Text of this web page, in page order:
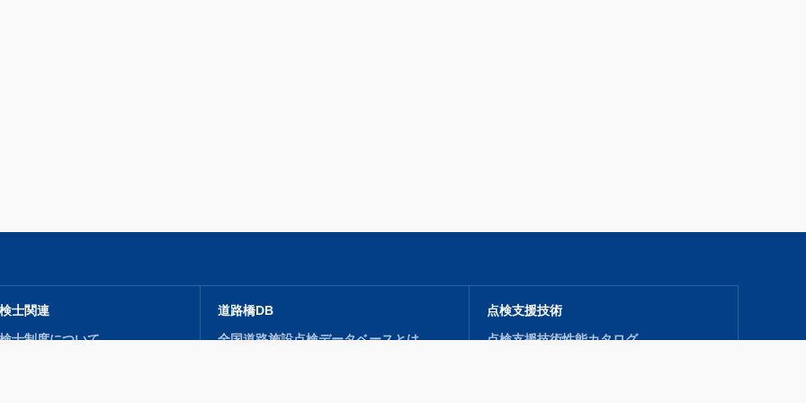
士関連
士制度について
道路橋DB
全国道路施設点検データベースとは
点検支援技術
点検支援技術性能カタログ